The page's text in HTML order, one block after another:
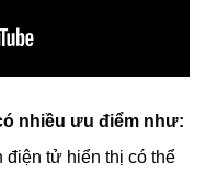
nhiều ưu điểm như:
điện tử hiển thị có thể